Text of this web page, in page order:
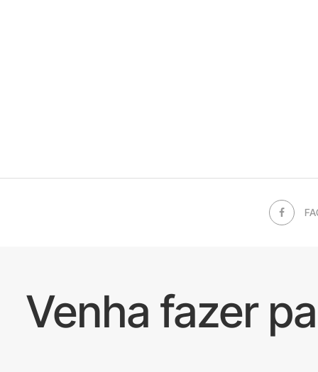
Venha fazer